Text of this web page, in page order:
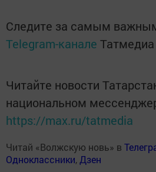
Следите за самым
Telegram-канале Татмедиа
Читайте новости
национальном
https://max.ru/tatmedia
Читай «Волжскую новь» в
Одноклассники, Дзен